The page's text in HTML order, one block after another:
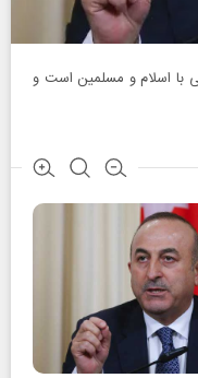
با اسلام و مسلمین است و